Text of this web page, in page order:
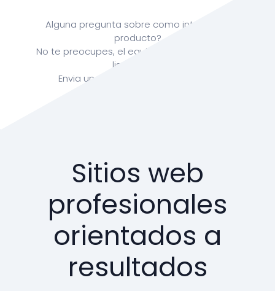
Alguna pregunta sobre como integrar tu
producto?
No te preocupes, el equipo de RonTech esta
listo para ti
Envia un correo a:
Sitios web
profesionales
orientados a
resultados